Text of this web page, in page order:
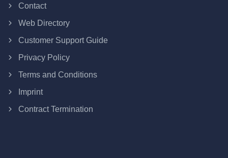
Contact
Web Directory
Customer Support Guide
Privacy Policy
Terms and Conditions
Imprint
Contract Termination